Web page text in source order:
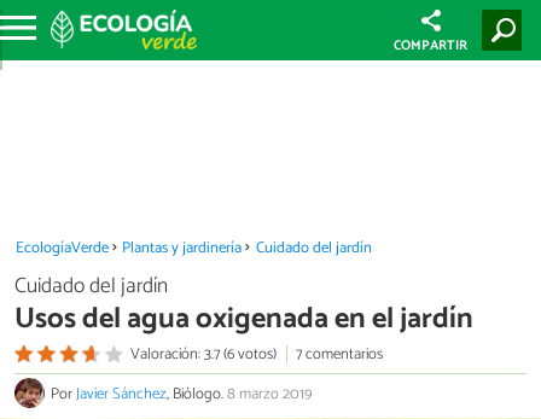
COMPARTIR
EcologíaVerde Plantas y jardinería Cuidado del jardín
Cuidado del jardín
Usos del agua oxigenada en el jardín
Valoración: 3.7 (6 votos)
7 comentarios
PorJavier Sánchez, Biólogo.8 marzo 2019